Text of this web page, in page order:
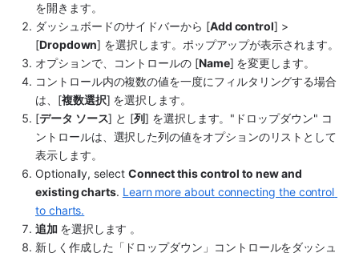
を開きます。
ダッシュボードのサイドバーから [Add control] >
[Dropdown] を選択します。ポップアップが表示されます。
オプションで、コントロールの [Name] を変更します。
コントロール内の複数の値を一度にフィルタリングする場合
は、[複数選択] を選択します。
[データ ソース] と [列] を選択します。"ドロップダウン" コ
ントロールは、選択した列の値をオプションのリストとして
表示します。
Optionally, select Connect this control to new and
existing charts. Learn more about connecting the control
to charts.
追加 を選択します 。
新しく作成した「ドロップダウン」コントロールをダッシュ